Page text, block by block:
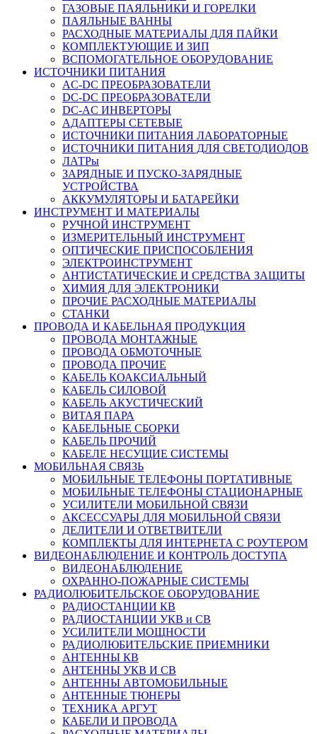
ГАЗОВЫЕ ПАЯЛЬНИКИ И ГОРЕЛКИ
ПАЯЛЬНЫЕ ВАННЫ
РАСХОДНЫЕ МАТЕРИАЛЫ ДЛЯ ПАЙКИ
КОМПЛЕКТУЮЩИЕ И ЗИП
ВСПОМОГАТЕЛЬНОЕ ОБОРУДОВАНИЕ
ИСТОЧНИКИ ПИТАНИЯ
AC-DC ПРЕОБРАЗОВАТЕЛИ
DC-DC ПРЕОБРАЗОВАТЕЛИ
DC-AC ИНВЕРТОРЫ
АДАПТЕРЫ СЕТЕВЫЕ
ИСТОЧНИКИ ПИТАНИЯ ЛАБОРАТОРНЫЕ
ИСТОЧНИКИ ПИТАНИЯ ДЛЯ СВЕТОДИОДОВ
ЛАТРы
ЗАРЯДНЫЕ И ПУСКО-ЗАРЯДНЫЕ
УСТРОЙСТВА
АККУМУЛЯТОРЫ И БАТАРЕЙКИ
ИНСТРУМЕНТ И МАТЕРИАЛЫ
РУЧНОЙ ИНСТРУМЕНТ
ИЗМЕРИТЕЛЬНЫЙ ИНСТРУМЕНТ
ОПТИЧЕСКИЕ ПРИСПОСОБЛЕНИЯ
ЭЛЕКТРОИНСТРУМЕНТ
АНТИСТАТИЧЕСКИЕ И СРЕДСТВА ЗАЩИТЫ
ХИМИЯ ДЛЯ ЭЛЕКТРОНИКИ
ПРОЧИЕ РАСХОДНЫЕ МАТЕРИАЛЫ
СТАНКИ
ПРОВОДА И КАБЕЛЬНАЯ ПРОДУКЦИЯ
ПРОВОДА МОНТАЖНЫЕ
ПРОВОДА ОБМОТОЧНЫЕ
ПРОВОДА ПРОЧИЕ
КАБЕЛЬ КОАКСИАЛЬНЫЙ
КАБЕЛЬ СИЛОВОЙ
КАБЕЛЬ АКУСТИЧЕСКИЙ
ВИТАЯ ПАРА
КАБЕЛЬНЫЕ СБОРКИ
КАБЕЛЬ ПРОЧИЙ
КАБЕЛЕ НЕСУЩИЕ СИСТЕМЫ
МОБИЛЬНАЯ СВЯЗЬ
МОБИЛЬНЫЕ ТЕЛЕФОНЫ ПОРТАТИВНЫЕ
МОБИЛЬНЫЕ ТЕЛЕФОНЫ СТАЦИОНАРНЫЕ
УСИЛИТЕЛИ МОБИЛЬНОЙ СВЯЗИ
АКСЕССУАРЫ ДЛЯ МОБИЛЬНОЙ СВЯЗИ
ДЕЛИТЕЛИ И ОТВЕТВИТЕЛИ
КОМПЛЕКТЫ ДЛЯ ИНТЕРНЕТА С РОУТЕРОМ
ВИДЕОНАБЛЮДЕНИЕ И КОНТРОЛЬ ДОСТУПА
ВИДЕОНАБЛЮДЕНИЕ
ОХРАННО-ПОЖАРНЫЕ СИСТЕМЫ
РАДИОЛЮБИТЕЛЬСКОЕ ОБОРУДОВАНИЕ
РАДИОСТАНЦИИ КВ
РАДИОСТАНЦИИ УКВ и СВ
УСИЛИТЕЛИ МОЩНОСТИ
РАДИОЛЮБИТЕЛЬСКИЕ ПРИЕМНИКИ
АНТЕННЫ КВ
АНТЕННЫ УКВ И СВ
АНТЕННЫ АВТОМОБИЛЬНЫЕ
АНТЕННЫЕ ТЮНЕРЫ
ТЕХНИКА АРГУТ
КАБЕЛИ И ПРОВОДА